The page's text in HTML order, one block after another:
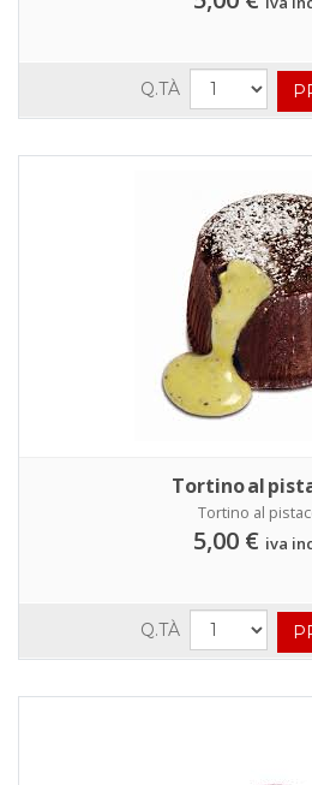
Q.TÀ
Tortino al
Tortino al
5,00 € iva
Q.TÀ